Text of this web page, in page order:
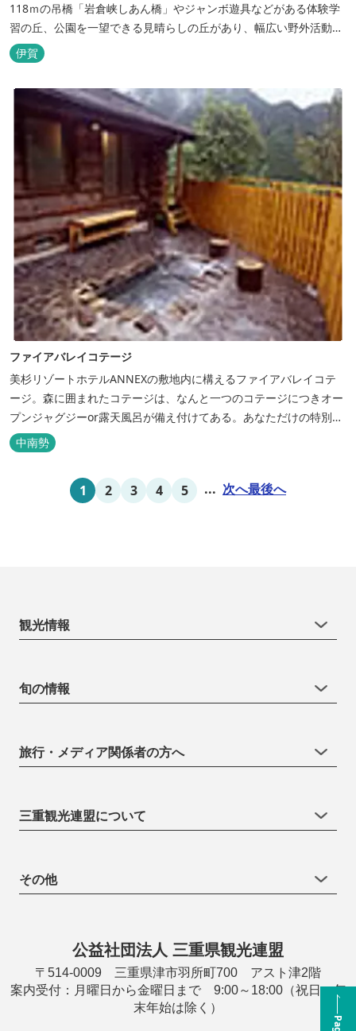
118ｍの吊橋「岩倉峡しあん橋」やジャンボ遊具などがある体験学
習の丘、公園を一望できる見晴らしの丘があり、幅広い野外活動に
利用できるキャンプ場も併設されています。 川沿いには島ヶ原温泉
やぶっちゃに至る「川辺の道」があり、旧岩倉水力発電所跡の水路
遺構を見ることができたり、春は桜、秋は紅葉の名所として楽しめ
る憩いの場となっています。
伊賀
ファイアバレイコテージ
美杉リゾートホテルANNEXの敷地内に構えるファイアバレイコテ
ージ。森に囲まれたコテージは、なんと一つのコテージにつきオー
プンジャグジーor露天風呂が備え付けてある。あなただけの特別な
時間をお過ごしください。
中南勢
1 2 3 4 5 ... 次へ最後へ
観光情報
旬の情報
旅行・メディア関係者の方へ
三重観光連盟について
その他
公益社団法人 三重県観光連盟
〒514-0009 三重県津市羽所町700 アスト津2階
案内受付：月曜日から金曜日まで 9:00～18:00（祝日・年
末年始は除く）